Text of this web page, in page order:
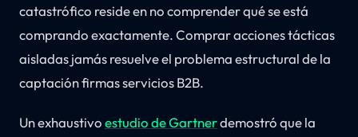
catastrófico reside en no comprender qué se está
comprando exactamente. Comprar acciones tácticas
aisladas jamás resuelve el problema estructural de la
captación firmas servicios B2B.
Un exhaustivoestudio de Gartnerdemostró que la